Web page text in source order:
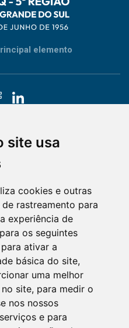
site usa
cookies e outras
rastreamento para
experiência de
os seguintes
para ativar a
básica do site,
uma melhor
site, para medir o
nos nossos
e para
elemento
- das 08:30 às 12:15 e
Porto Alegre -
no Estado